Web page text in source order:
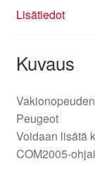
Lisätiedot
Kuvaus
Peugeot
Voidaan lisätä
COM2005-